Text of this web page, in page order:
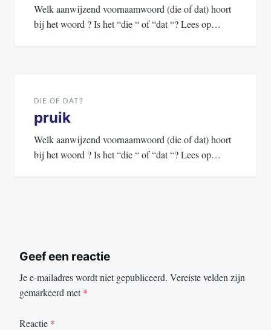
Welk aanwijzend voornaamwoord (die of dat) hoort
bij het woord ? Is het “die “ of “dat “? Lees op…
DIE OF DAT?
pruik
Welk aanwijzend voornaamwoord (die of dat) hoort
bij het woord ? Is het “die “ of “dat “? Lees op…
Geef een reactie
Je e-mailadres wordt niet gepubliceerd. Vereiste velden zijn
gemarkeerd met*
Reactie *